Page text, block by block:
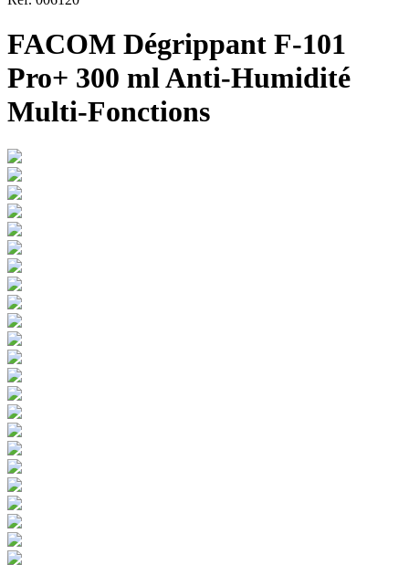
FACOM Dégrippant F-101
Pro+ 300 ml Anti-Humidité
Multi-Fonctions